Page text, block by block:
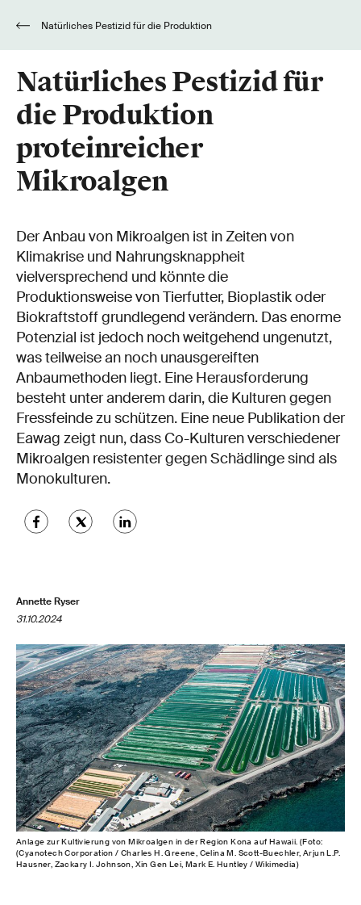
Natürliches Pestizid für
die Produktion
proteinreicher
Mikroalgen
Der Anbau von Mikroalgen ist in Zeiten von
Klimakrise und Nahrungsknappheit
vielversprechend und könnte die
Produktionsweise von Tierfutter, Bioplastik oder
Biokraftstoff grundlegend verändern. Das enorme
Potenzial ist jedoch noch weitgehend ungenutzt,
was teilweise an noch unausgereiften
Anbaumethoden liegt. Eine Herausforderung
besteht unter anderem darin, die Kulturen gegen
Fressfeinde zu schützen. Eine neue Publikation der
Eawag zeigt nun, dass Co-Kulturen verschiedener
Mikroalgen resistenter gegen Schädlinge sind als
Monokulturen.
Annette Ryser
31.10.2024
Anlage zur Kultivierung von Mikroalgen in der Region Kona auf Hawaii. (Foto:
(Cyanotech Corporation / Charles H. Greene, Celina M. Scott-Buechler, Arjun L.P.
Hausner, Zackary I. Johnson, Xin Gen Lei, Mark E. Huntley / Wikimedia)